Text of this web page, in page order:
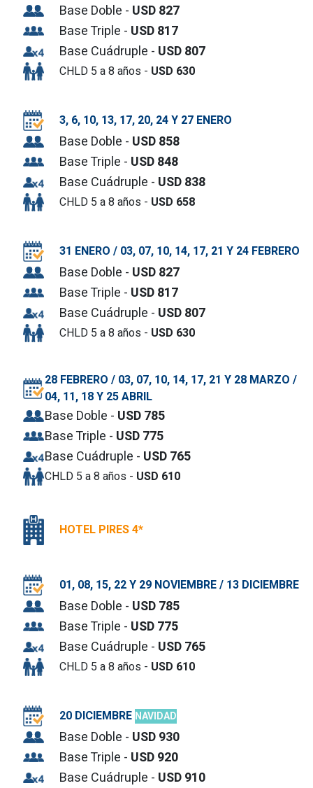
Base Doble - USD 827
Base Triple - USD 817
Base Cuádruple - USD 807
CHLD 5 a 8 años - USD 630
3, 6, 10, 13, 17, 20, 24 Y 27 ENERO
Base Doble - USD 858
Base Triple - USD 848
Base Cuádruple - USD 838
CHLD 5 a 8 años - USD 658
31 ENERO / 03, 07, 10, 14, 17, 21 Y 24 FEBRERO
Base Doble - USD 827
Base Triple - USD 817
Base Cuádruple - USD 807
CHLD 5 a 8 años - USD 630
28 FEBRERO / 03, 07, 10, 14, 17, 21 Y 28 MARZO /
04, 11, 18 Y 25 ABRIL
Base Doble - USD 785
Base Triple - USD 775
Base Cuádruple - USD 765
CHLD 5 a 8 años - USD 610
HOTEL PIRES 4*
01, 08, 15, 22 Y 29 NOVIEMBRE / 13 DICIEMBRE
Base Doble - USD 785
Base Triple - USD 775
Base Cuádruple - USD 765
CHLD 5 a 8 años - USD 610
20 DICIEMBRE NAVIDAD
Base Doble - USD 930
Base Triple - USD 920
Base Cuádruple - USD 910